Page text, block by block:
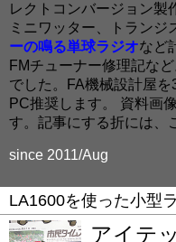
レクトコンバージョン製
ミニワッター、トランジ
ーの鳴る単球ラジオなど
FMチューナー修理記な
でした。FA機械設計屋
PC推奨します。 資料画
す。記事にする折には、
since 2011/Aug
LA1600を使った小型
アイテ